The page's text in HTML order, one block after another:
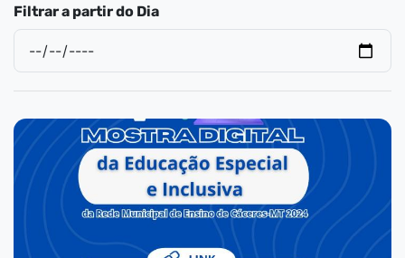
Filtrar a partir do Dia